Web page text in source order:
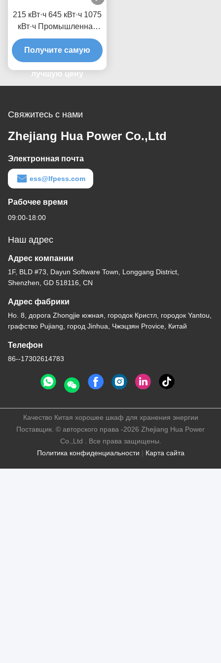
215 кВт·ч 645 кВт·ч 1075
кВт·ч Промышленная
система хранения
солнечных батарей
1МВт·ч
Энергохранилище On-
grid Off-grid & Hybrid
Получите самую
лучшую цену
Свяжитесь с нами
Zhejiang Hua Power Co.,Ltd
Электронная почта
ess@lfpess.com
Рабочее время
09:00-18:00
Наш адрес
Адрес компании
1F, BLD #73, Dayun Software Town, Longgang District,
Shenzhen, GD 518116, CN
Адрес фабрики
Но. 8, дорога Zhongjie южная, городок Кристл, городок Yantou,
графство Pujiang, город Jinhua, Чжэцзян Provice, Китай
Телефон
86--17302614783
Политика конфиденциальности | Карта сайта
Качество Китая хорошее шкаф для хранения энергии
Поставщик. © авторского права -2026 Zhejiang Hua Power
Co.,Ltd . Все права защищены.